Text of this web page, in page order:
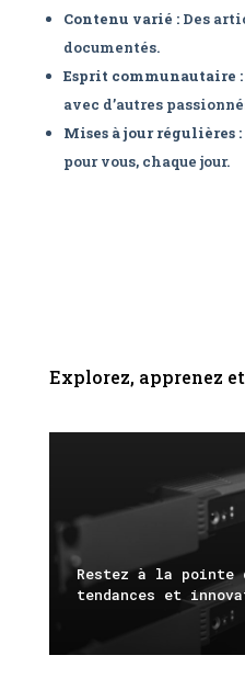
Contenu varié :Des
documentés.
Esprit communautaire :
avec d’autres
Mises à jour régulières :
pour vous, chaque jour.
Explorez, apprenez
Restez à la pointe
tendances et